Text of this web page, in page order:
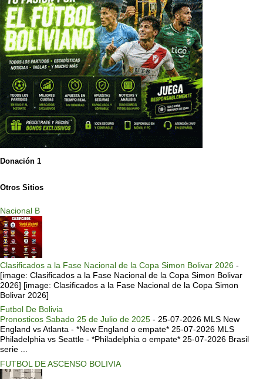
Donación 1
Otros Sitios
Nacional B
Clasificados a la Fase Nacional de la Copa Simon Bolivar 2026 -
[image: Clasificados a la Fase Nacional de la Copa Simon Bolivar
2026] [image: Clasificados a la Fase Nacional de la Copa Simon
Bolivar 2026]
Futbol De Bolivia
Pronosticos Sabado 25 de Julio de 2025 - 25-07-2026 MLS New
England vs Atlanta - *New England o empate* 25-07-2026 MLS
Philadelphia vs Seattle - *Philadelphia o empate* 25-07-2026 Brasil
serie ...
FUTBOL DE ASCENSO BOLIVIA